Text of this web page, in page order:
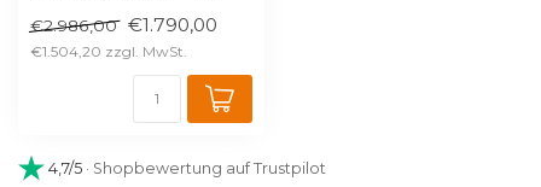
Dekoren.
✅ Kosten...
€2.986,00 €1.790,00
€1.504,20
4,7/5 · Shopbewertung auf Trustpilot